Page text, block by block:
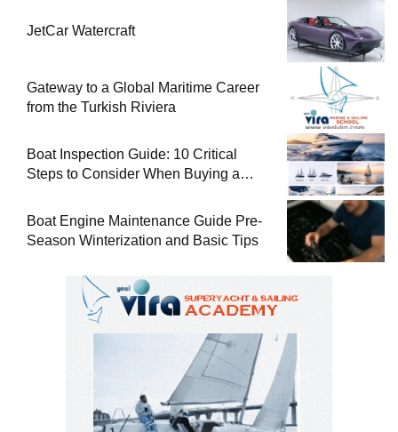
JetCar Watercraft
Gateway to a Global Maritime Career
from the Turkish Riviera
Boat Inspection Guide: 10 Critical
Steps to Consider When Buying a
Boat Engine Maintenance Guide Pre-
Season Winterization and Basic Tips